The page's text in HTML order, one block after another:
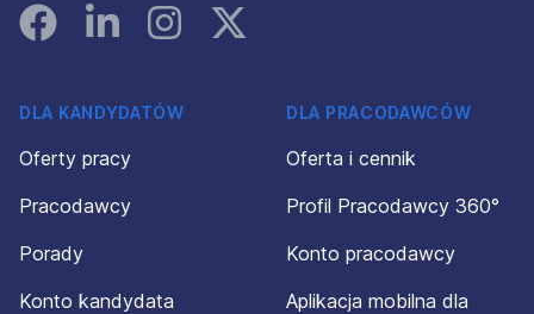
FacebookLinked InInstagramInstagram
DLA KANDYDATÓW
Oferty pracy
Pracodawcy
Porady
Konto kandydata
DLA PRACODAWCÓW
Oferta i cennik
Profil Pracodawcy 360°
Konto pracodawcy
Aplikacja mobilna dla